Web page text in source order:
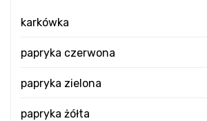
karkówka
papryka czerwona
papryka zielona
papryka żółta